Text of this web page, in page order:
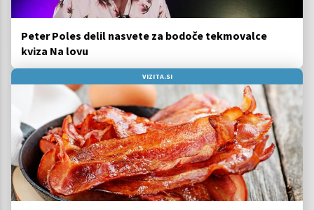
Peter Poles delil nasvete za bodoče tekmovalce
kviza Na lovu
VIZITA.SI